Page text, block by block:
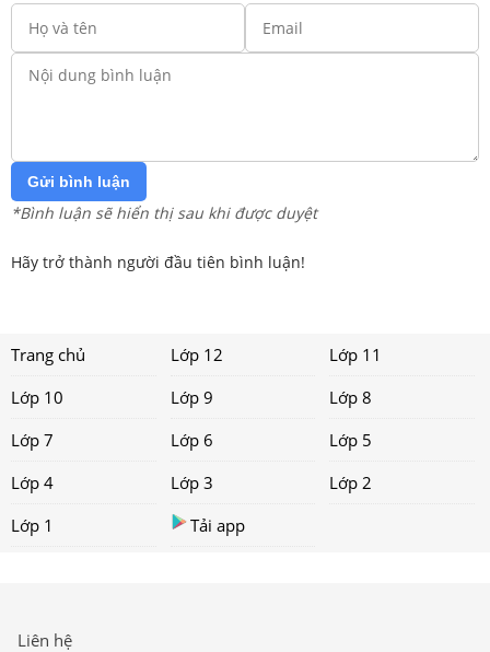
Gửi bình luận
*Bình luận sẽ hiển thị sau khi được duyệt
Hãy trở thành người đầu tiên bình luận!
Trang chủ Lớp 12
Lớp 11
Lớp 10
Lớp 9
Lớp 8
Lớp 7
Lớp 6
Lớp 5
Lớp 4
Lớp 3
Lớp 2
Lớp 1
Tải app
Liên hệ